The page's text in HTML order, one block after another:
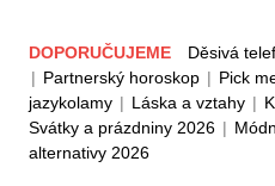
DOPORUČUJEME Děsivá
| Partnerský horoskop | Pick
jazykolamy | Láska a vztahy |
Svátky a prázdniny 2026 |
alternativy 2026